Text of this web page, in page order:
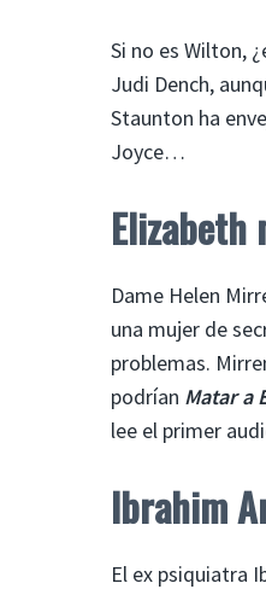
Si no es Wilton,
Judi Dench,
Staunton ha
Joyce…
Elizabeth
Dame Helen
una mujer de
problemas.
podrían Matar a
lee el primer
Ibrahim
El ex psiquiatra